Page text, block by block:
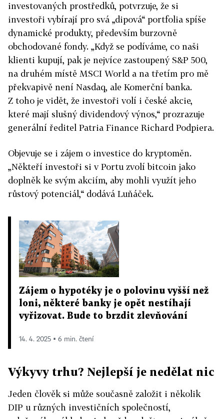
investovaných prostředků, potvrzuje, že si
investoři vybírají pro svá „dipová“ portfolia spíše
dynamické produkty, především burzovně
obchodované fondy. „Když se podíváme, co naši
klienti kupují, pak je nejvíce zastoupený S&P 500,
na druhém místě MSCI World a na třetím pro mě
překvapivě není Nasdaq, ale Komerční banka.
Z toho je vidět, že investoři volí i české akcie,
které mají slušný dividendový výnos,“ prozrazuje
generální ředitel Patria Finance Richard Podpiera.
Objevuje se i zájem o investice do kryptoměn.
„Někteří investoři si v Portu zvolí bitcoin jako
doplněk ke svým akciím, aby mohli využít jeho
růstový potenciál,“ dodává Luňáček.
Zájem o hypotéky je o polovinu vyšší než
loni, některé banky je opět nestíhají
vyřizovat. Bude to brzdit zlevňování
14. 4. 2025 ▪ 6 min. čtení
Výkyvy trhu? Nejlepší je nedělat nic
Jeden člověk si může současně založit i několik
DIP u různých investičních společností,